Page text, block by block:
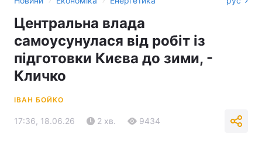
Центральна влада
самоусунулася від робіт із
підготовки Києва до зими, -
Кличко
ІВАН БОЙКО
17:36, 18.06.26 2 хв. 9434